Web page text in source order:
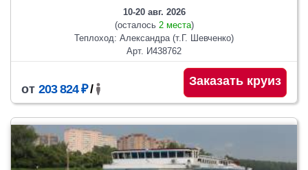
10-20 авг. 2026
(осталось 2 места)
Теплоход: Александра (т.Г. Шевченко)
Арт. И438762
от 203 824 ₽/
Заказать круиз